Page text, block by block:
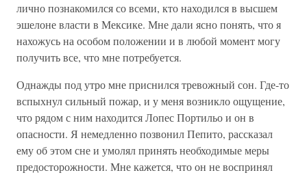
лично познакомился со всеми, кто находился в высшем
эшелоне власти в Мексике. Мне дали ясно понять, что я
нахожусь на особом положении и в любой момент могу
получить все, что мне потребуется.
Однажды под утро мне приснился тревожный сон. Где-то
вспыхнул сильный пожар, и у меня возникло ощущение,
что рядом с ним находится Лопес Портильо и он в
опасности. Я немедленно позвонил Пепито, рассказал
ему об этом сне и умолял принять необходимые меры
предосторожности. Мне кажется, что он не воспринял